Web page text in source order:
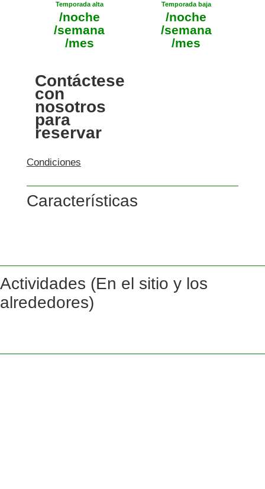
Temporada alta
/noche
/semana
/mes
Temporada baja
/noche
/semana
/mes
Contáctese
con
nosotros
para
reservar
Condiciones
Características
Actividades (En el sitio y los
alrededores)